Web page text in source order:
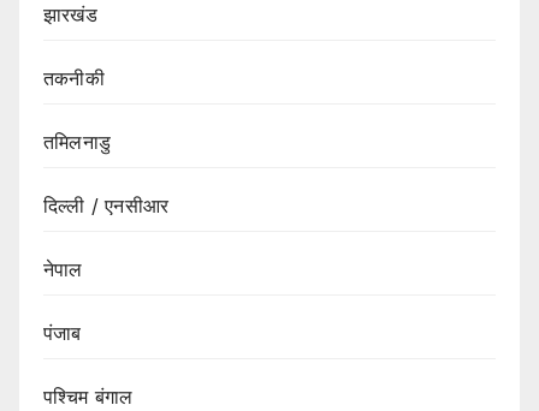
झारखंड
तकनीकी
तमिलनाडु
दिल्ली / एनसीआर
नेपाल
पंजाब
पश्चिम बंगाल